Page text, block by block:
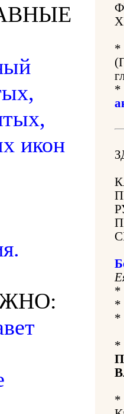
икон
*
*
*
*
*
*
*